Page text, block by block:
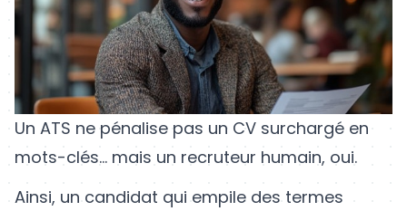
Un ATS ne pénalise pas un CV surchargé en
mots-clés… mais un recruteur humain, oui.
Ainsi, un candidat qui empile des termes